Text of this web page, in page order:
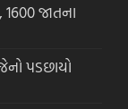
જાતના
પડછાયો